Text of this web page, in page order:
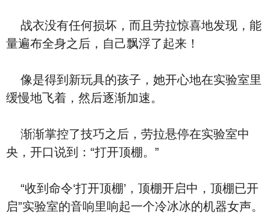
战衣没有任何损坏，而且劳拉惊喜地发现，能
量遍布全身之后，自己飘浮了起来！
像是得到新玩具的孩子，她开心地在实验室里
缓慢地飞着，然后逐渐加速。
渐渐掌控了技巧之后，劳拉悬停在实验室中
央，开口说到：“打开顶棚。”
“收到命令‘打开顶棚’，顶棚开启中，顶棚已开
启”实验室的音响里响起一个冷冰冰的机器女声。